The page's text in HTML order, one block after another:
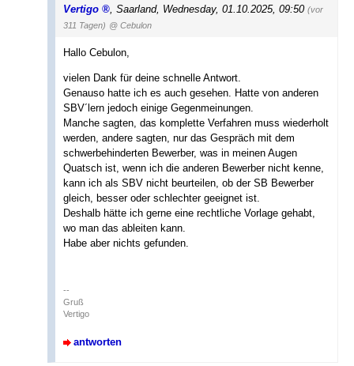
Vertigo Saarland, Wednesday, 01.10.2025, 09:50 (vor
311 Tagen) @ Cebulon
Hallo Cebulon,
vielen Dank für deine schnelle Antwort.
Genauso hatte ich es auch gesehen. Hatte von anderen
SBV´lern jedoch einige Gegenmeinungen.
Manche sagten, das komplette Verfahren muss wiederholt
werden, andere sagten, nur das Gespräch mit dem
schwerbehinderten Bewerber, was in meinen Augen
Quatsch ist, wenn ich die anderen Bewerber nicht kenne,
kann ich als SBV nicht beurteilen, ob der SB Bewerber
gleich, besser oder schlechter geeignet ist.
Deshalb hätte ich gerne eine rechtliche Vorlage gehabt,
wo man das ableiten kann.
Habe aber nichts gefunden.
--
Gruß
Vertigo
antworten